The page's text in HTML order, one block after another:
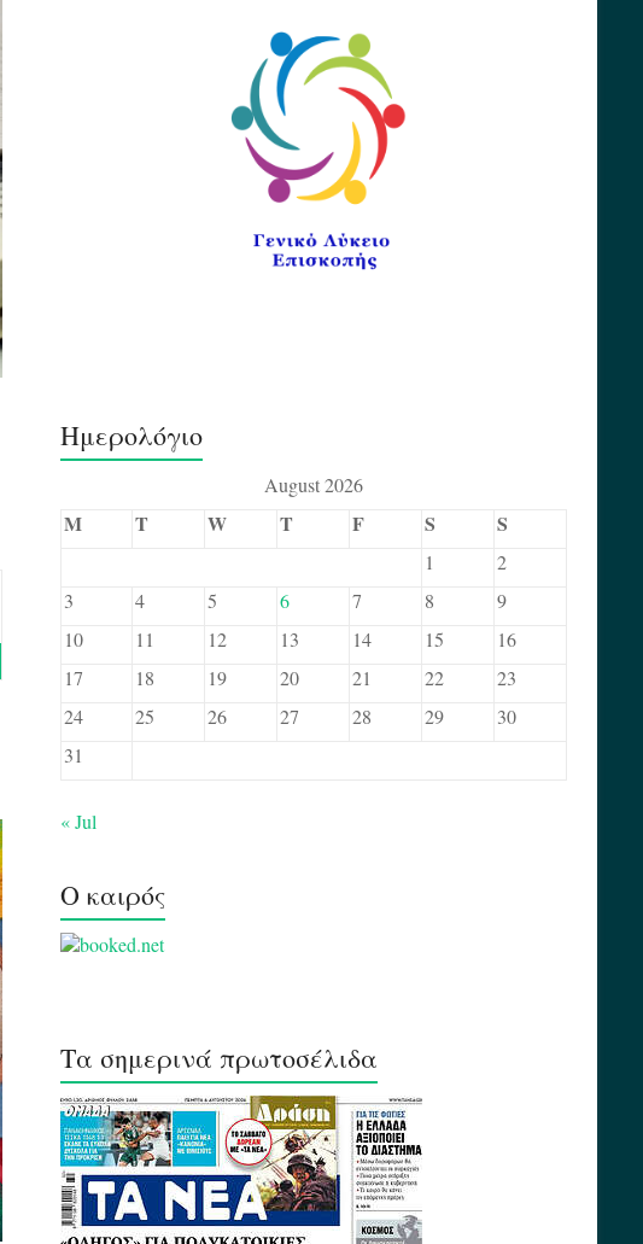
Ημερολόγιο
August 2026
M T W T F S S
1
2
3
4 5 6 7 8
9
10
11 12 13 14 15
16
17
18 19 20 21 22
23
24
25 26 27 28 29
30
31
« Jul
Ο καιρός
Τα σημερινά πρωτοσέλιδα